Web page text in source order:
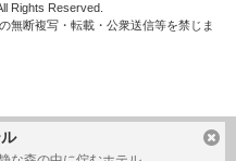
Rights Reserved.
無断複写・転載・公衆送信等を禁じま